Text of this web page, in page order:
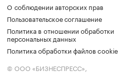
О соблюдении авторских прав
Пользовательское соглашение
Политика в отношении обработки
персональных данных
Политика обработки файлов cookie
© ООО «БИЗНЕСПРЕСС»,